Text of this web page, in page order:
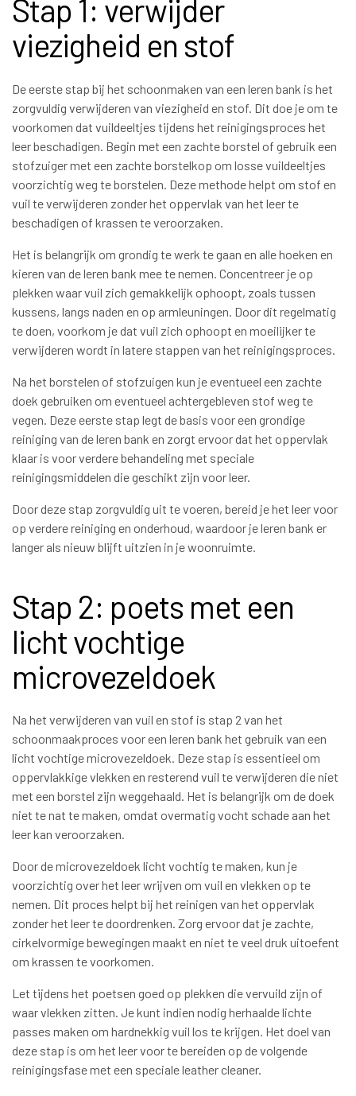
Stap 1: verwijder
viezigheid en stof
De eerste stap bij het schoonmaken van een leren bank is het
zorgvuldig verwijderen van viezigheid en stof. Dit doe je om te
voorkomen dat vuildeeltjes tijdens het reinigingsproces het
leer beschadigen. Begin met een zachte borstel of gebruik een
stofzuiger met een zachte borstelkop om losse vuildeeltjes
voorzichtig weg te borstelen. Deze methode helpt om stof en
vuil te verwijderen zonder het oppervlak van het leer te
beschadigen of krassen te veroorzaken.
Het is belangrijk om grondig te werk te gaan en alle hoeken en
kieren van de leren bank mee te nemen. Concentreer je op
plekken waar vuil zich gemakkelijk ophoopt, zoals tussen
kussens, langs naden en op armleuningen. Door dit regelmatig
te doen, voorkom je dat vuil zich ophoopt en moeilijker te
verwijderen wordt in latere stappen van het reinigingsproces.
Na het borstelen of stofzuigen kun je eventueel een zachte
doek gebruiken om eventueel achtergebleven stof weg te
vegen. Deze eerste stap legt de basis voor een grondige
reiniging van de leren bank en zorgt ervoor dat het oppervlak
klaar is voor verdere behandeling met speciale
reinigingsmiddelen die geschikt zijn voor leer.
Door deze stap zorgvuldig uit te voeren, bereid je het leer voor
op verdere reiniging en onderhoud, waardoor je leren bank er
langer als nieuw blijft uitzien in je woonruimte.
Stap 2: poets met een
licht vochtige
microvezeldoek
Na het verwijderen van vuil en stof is stap 2 van het
schoonmaakproces voor een leren bank het gebruik van een
licht vochtige microvezeldoek. Deze stap is essentieel om
oppervlakkige vlekken en resterend vuil te verwijderen die niet
met een borstel zijn weggehaald. Het is belangrijk om de doek
niet te nat te maken, omdat overmatig vocht schade aan het
leer kan veroorzaken.
Door de microvezeldoek licht vochtig te maken, kun je
voorzichtig over het leer wrijven om vuil en vlekken op te
nemen. Dit proces helpt bij het reinigen van het oppervlak
zonder het leer te doordrenken. Zorg ervoor dat je zachte,
cirkelvormige bewegingen maakt en niet te veel druk uitoefent
om krassen te voorkomen.
Let tijdens het poetsen goed op plekken die vervuild zijn of
waar vlekken zitten. Je kunt indien nodig herhaalde lichte
passes maken om hardnekkig vuil los te krijgen. Het doel van
deze stap is om het leer voor te bereiden op de volgende
reinigingsfase met een speciale leather cleaner.